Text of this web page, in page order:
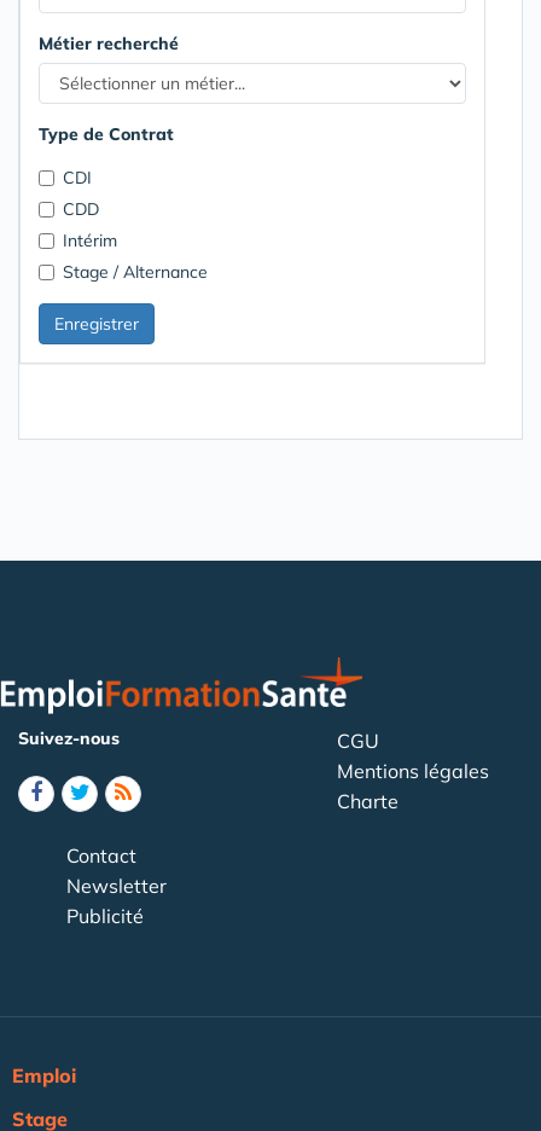
Métier recherché
Type de Contrat
CDI
CDD
Intérim
Stage / Alternance
Suivez-nous
CGU
Mentions légales
Charte
Contact
Newsletter
Publicité
Emploi
Stage